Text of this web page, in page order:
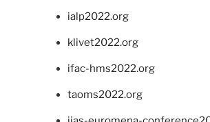
ialp2022.org
klivet2022.org
ifac-hms2022.org
taoms2022.org